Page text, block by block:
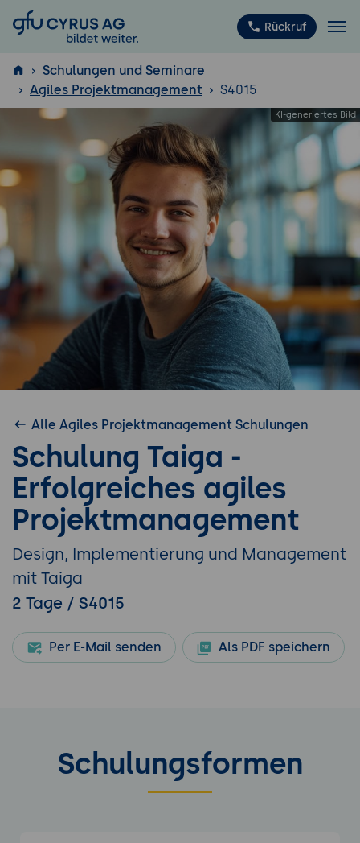
GFU Cyrus AG Rückruf
ISTQB ®
Schulungen und Seminare
Agiles Projektmanagement
S4015
Alle Agiles Projektmanagement Schulungen
Schulung Taiga -
Erfolgreiches agiles
Projektmanagement
Design, Implementierung und Management
mit Taiga
2 Tage / S4015
Per E-Mail senden Als PDF speichern
Schulungsformen